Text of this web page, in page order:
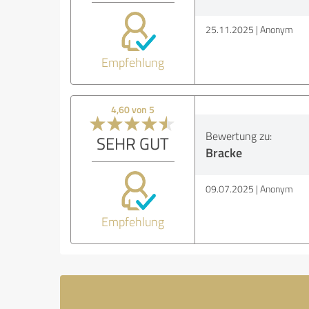
Empfehlung
25.11.2025 Anonym
4,60 von 5
SEHR GUT
Empfehlung
Bewertung zu:
Bracke
09.07.2025 Anonym